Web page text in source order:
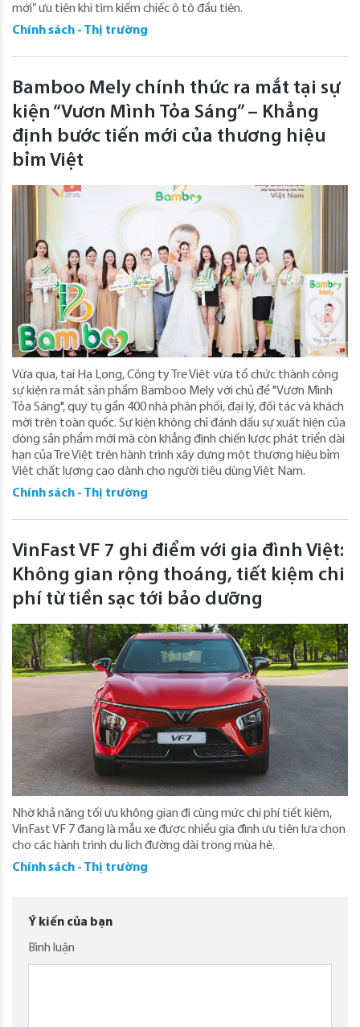
mới” ưu tiên khi tìm kiếm chiếc ô tô đầu tiên.
Chính sách - Thị trường
Bamboo Mely chính thức ra mắt tại sự
kiện “Vươn Mình Tỏa Sáng” – Khẳng
định bước tiến mới của thương hiệu
bỉm Việt
Vừa qua, tại Hạ Long, Công ty Tre Việt vừa tổ chức thành công
sự kiện ra mắt sản phẩm Bamboo Mely với chủ đề "Vươn Mình
Tỏa Sáng", quy tụ gần 400 nhà phân phối, đại lý, đối tác và khách
mời trên toàn quốc. Sự kiện không chỉ đánh dấu sự xuất hiện của
dòng sản phẩm mới mà còn khẳng định chiến lược phát triển dài
hạn của Tre Việt trên hành trình xây dựng một thương hiệu bỉm
Việt chất lượng cao dành cho người tiêu dùng Việt Nam.
Chính sách - Thị trường
VinFast VF 7 ghi điểm với gia đình Việt:
Không gian rộng thoáng, tiết kiệm chi
phí từ tiền sạc tới bảo dưỡng
Nhờ khả năng tối ưu không gian đi cùng mức chi phí tiết kiệm,
VinFast VF 7 đang là mẫu xe được nhiều gia đình ưu tiên lựa chọn
cho các hành trình du lịch đường dài trong mùa hè.
Chính sách - Thị trường
Ý kiến của bạn
Bình luận